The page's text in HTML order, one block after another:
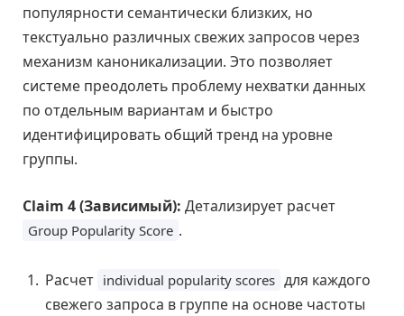
популярности семантически близких, но
текстуально различных свежих запросов через
механизм каноникализации. Это позволяет
системе преодолеть проблему нехватки данных
по отдельным вариантам и быстро
идентифицировать общий тренд на уровне
группы.
Claim 4 (Зависимый): Детализирует расчет
Group Popularity Score .
Расчет individual popularity scores для каждого
свежего запроса в группе на основе частоты